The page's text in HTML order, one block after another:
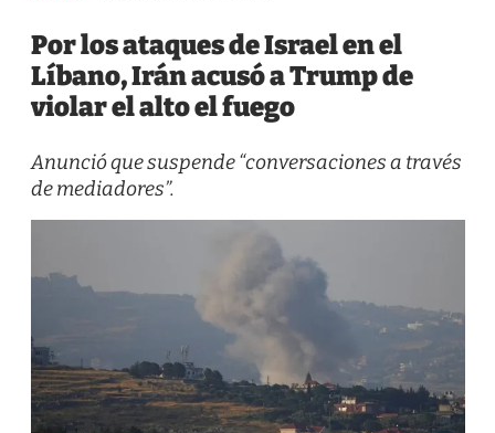
Por los ataques de Israel en el
Líbano, Irán acusó a Trump de
violar el alto el fuego
Anunció que suspende “conversaciones a través
de mediadores”.